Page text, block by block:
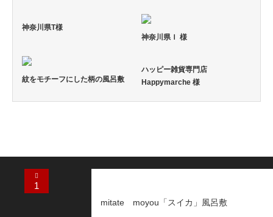
神奈川県T様
神奈川県Ｉ 様
紋をモチーフにした柄の風呂敷
ハッピー雑貨専門店
Happymarche 様
1
mitate moyou「スイカ」風呂敷